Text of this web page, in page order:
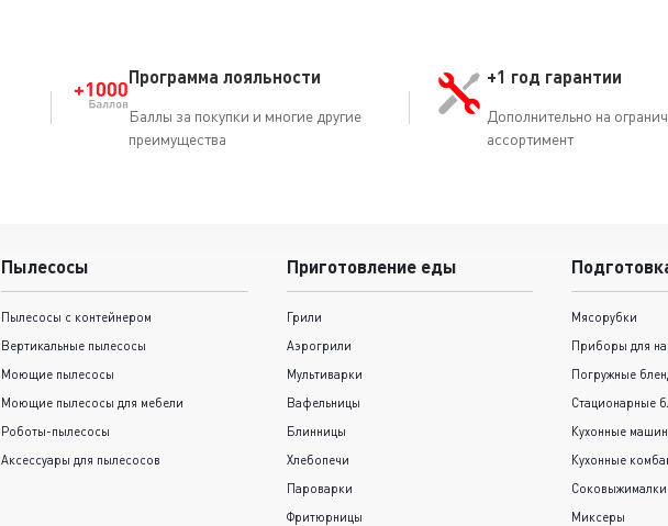
Программа лояльности
Баллы за покупки и многие другие
преимущества
+1 год гарантии
Дополнительно на
ассортимент
Пылесосы
Пылесосы с контейнером
Вертикальные пылесосы
Моющие пылесосы
Моющие пылесосы для мебели
Роботы-пылесосы
Аксессуары для пылесосов
Приготовление еды
Грили
Аэрогрили
Мультиварки
Вафельницы
Блинницы
Хлебопечи
Пароварки
Фритюрницы
Мясорубки
Приборы для
Погружные
Стационарные
Кухонные
Кухонные
Соковыжималки
Миксеры